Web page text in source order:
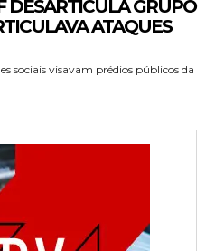
DESARTICULA GRUPO
ATAQUES
sociais visavam prédios públicos da